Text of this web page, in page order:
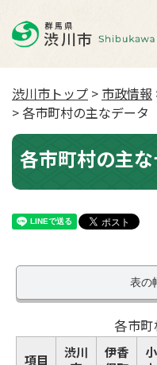
渋川市トップ > 市政情報
> 各市町村の主なデータ
各市町村の主
表の
各市町
項目
渋川
伊香